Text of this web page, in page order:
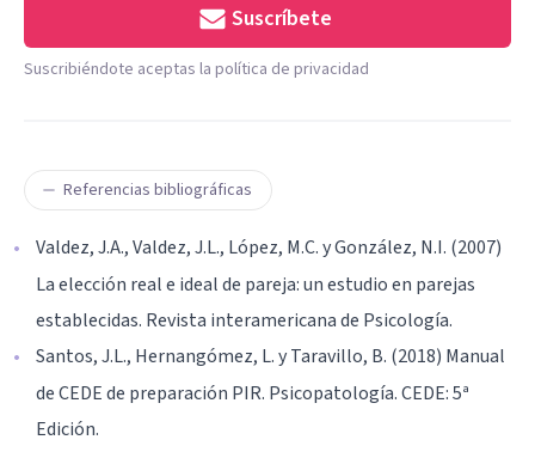
Suscríbete
Suscribiéndote aceptas la política de privacidad
Referencias bibliográficas
Valdez, J.A., Valdez, J.L., López, M.C. y González, N.I. (2007)
La elección real e ideal de pareja: un estudio en parejas
establecidas. Revista interamericana de Psicología.
Santos, J.L., Hernangómez, L. y Taravillo, B. (2018) Manual
de CEDE de preparación PIR. Psicopatología. CEDE: 5ª
Edición.